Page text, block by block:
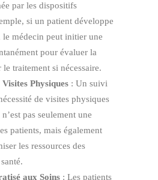
par les dispositifs
si un patient développe
le médecin peut initier une
pour évaluer la
traitement si nécessaire.
Physiques : Un suivi
de visites physiques
pas seulement une
patients, mais également
les ressources des
aux Soins : Les patients